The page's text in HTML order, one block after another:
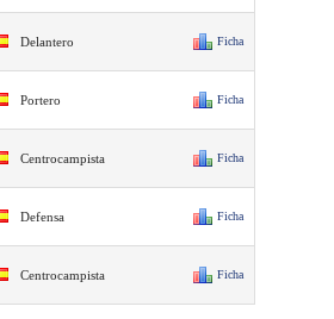
Delantero Ficha
Portero Ficha
Centrocampista Ficha
Defensa Ficha
Centrocampista Ficha